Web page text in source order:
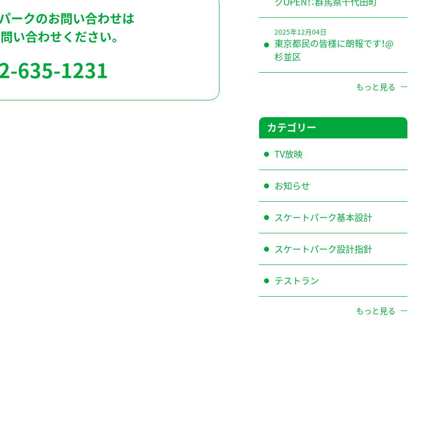
ークのお問い合わせは
い合わせください。
635-1231
2025年12月04日
東京都民の皆様に朗報です！@
杉並区
もっと見る
カテゴリー
TV放映
お知らせ
スケートパーク基本設計
スケートパーク設計指針
テストラン
もっと見る